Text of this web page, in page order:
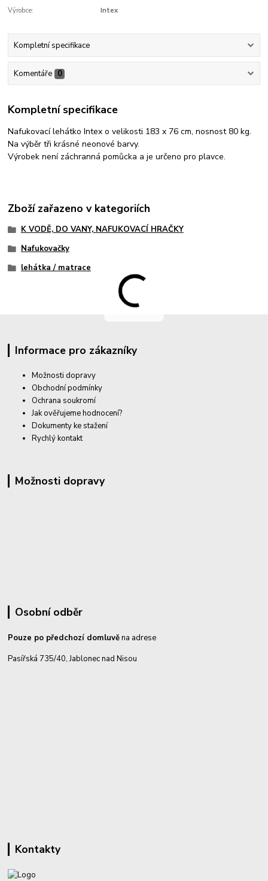
Výrobce: Intex
Kompletní specifikace
Komentáře 0
Kompletní specifikace
Nafukovací lehátko Intex o velikosti 183 x 76 cm, nosnost 80 kg.
Na výběr tři krásné neonové barvy.
Výrobek není záchranná pomůcka a je určeno pro plavce.
Zboží zařazeno v kategoriích
K VODĚ, DO VANY, NAFUKOVACÍ HRAČKY
Nafukovačky
lehátka / matrace
Informace pro zákazníky
Možnosti dopravy
Obchodní podmínky
Ochrana soukromí
Jak ověřujeme hodnocení?
Dokumenty ke stažení
Rychlý kontakt
Možnosti dopravy
Osobní odběr
Pouze po předchozí domluvěna adrese
Pasířská 735/40, Jablonec nad Nisou
Kontakty